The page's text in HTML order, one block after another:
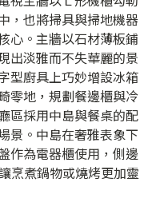
，也將掃具與掃地機器
心。主牆以石材薄板鋪
出淡雅而不失華麗的景
型廚具上巧妙增設冰箱
零地，規劃餐邊櫃與冷
區採用中島與餐桌的配
景。中島在奢雅表象下
作為電器櫃使用，側邊
烹煮鍋物或燒烤更加靈